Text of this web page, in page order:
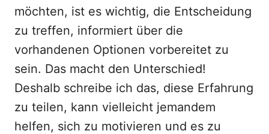
möchten, ist es wichtig, die Entscheidung
zu treffen, informiert über die
vorhandenen Optionen vorbereitet zu
sein. Das macht den Unterschied!
Deshalb schreibe ich das, diese Erfahrung
zu teilen, kann vielleicht jemandem
helfen, sich zu motivieren und es zu